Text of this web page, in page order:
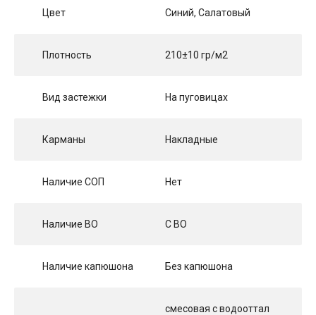
Цвет Синий, Салатовый
Плотность 210±10 гр/м2
Вид застежки На пуговицах
Карманы Накладные
Наличие СОП Нет
Наличие ВО С ВО
Наличие капюшона Без капюшона
смесовая с водооттал